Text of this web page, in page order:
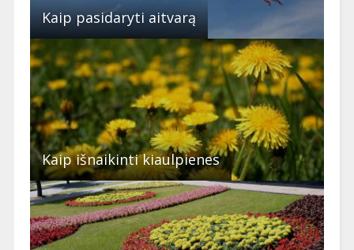
Kaip pasidaryti aitvarą
Kaip išnaikinti kiaulpienes